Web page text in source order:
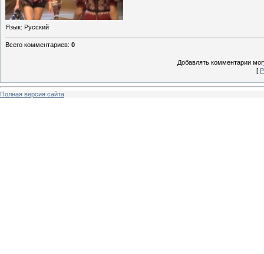
Язык: Русский
Всего комментариев: 0
Добавлять комментарии
[
Полная версия сайта